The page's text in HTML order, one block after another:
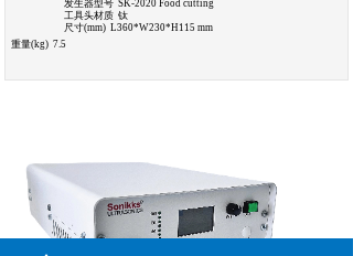
发生器型号 SK-2020 Food cutting
工具头材质 钛
尺寸(mm) L360*W230*H115 mm
重量(kg) 7.5